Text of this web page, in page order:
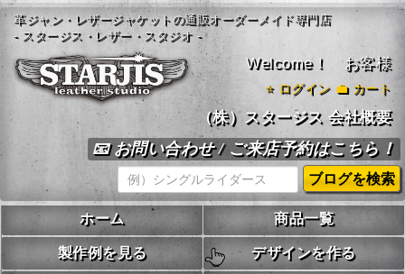
革ジャン・レザージャケットの通販オーダーメイド専門店
- スタージス・レザー・スタジオ -
Welcome！ お客様
⭐ ログイン 💼 カート
（株）スタージス 会社概要
📧 お問い合わせ / ご来店予約はこちら！
ホーム 商品一覧
製作例を見る デザインを作る